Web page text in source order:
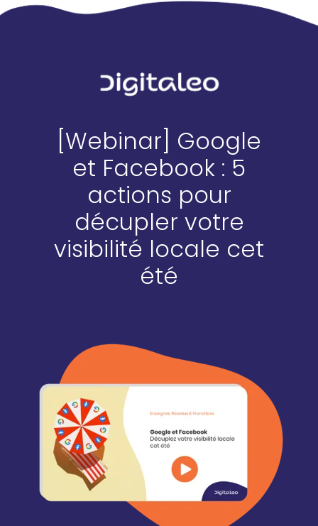
[Webinar] Google
et Facebook : 5
actions pour
décupler votre
visibilité locale cet
été